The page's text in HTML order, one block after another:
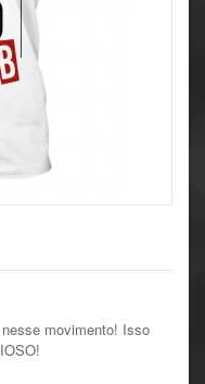
movimento! Isso